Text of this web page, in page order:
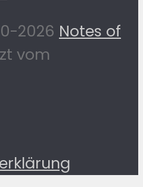
2026 Notes of
vom